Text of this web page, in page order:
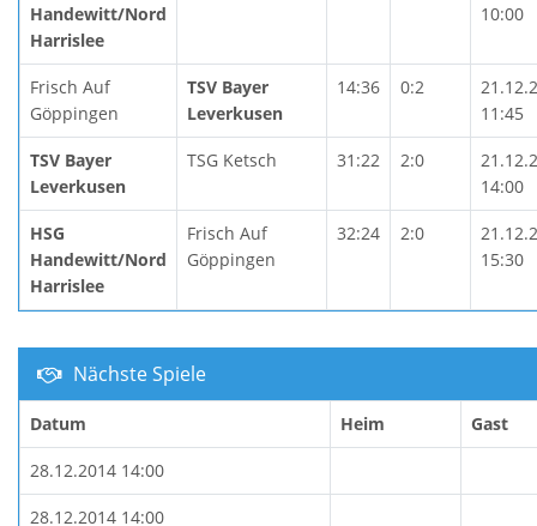
Handewitt/Nord
Harrislee
10:00
Frisch Auf
Göppingen
TSV Bayer
Leverkusen
14:36 0:2
11:45
TSV Bayer
Leverkusen
TSG Ketsch 31:22 2:0
14:00
HSG
Handewitt/Nord
Harrislee
Frisch Auf
Göppingen
32:24 2:0
15:30
Nächste Spiele
Datum Heim Gast
28.12.2014 14:00
28.12.2014 14:00